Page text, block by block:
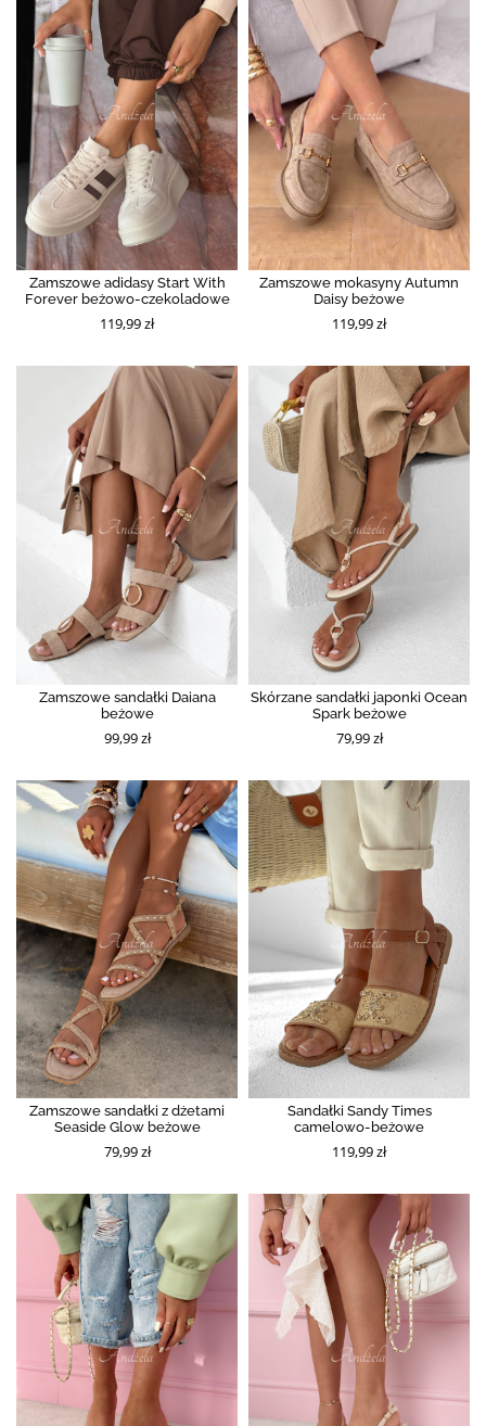
Zamszowe adidasy Start With
Forever beżowo-czekoladowe
119,99 zł
Zamszowe mokasyny Autumn
Daisy beżowe
119,99 zł
Zamszowe sandałki Daiana
beżowe
99,99 zł
Skórzane sandałki japonki Ocean
Spark beżowe
79,99 zł
Zamszowe sandałki z dżetami
Seaside Glow beżowe
79,99 zł
Sandałki Sandy Times
camelowo-beżowe
119,99 zł